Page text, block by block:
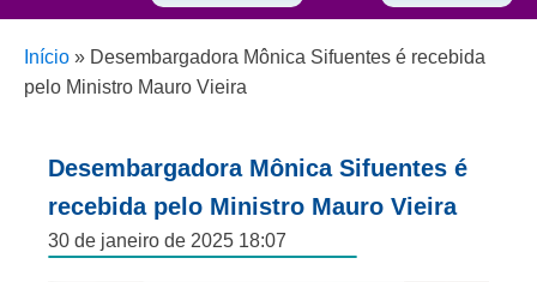
Início » Desembargadora Mônica Sifuentes é recebida
pelo Ministro Mauro Vieira
Desembargadora Mônica Sifuentes é
recebida pelo Ministro Mauro Vieira
30 de janeiro de 2025 18:07